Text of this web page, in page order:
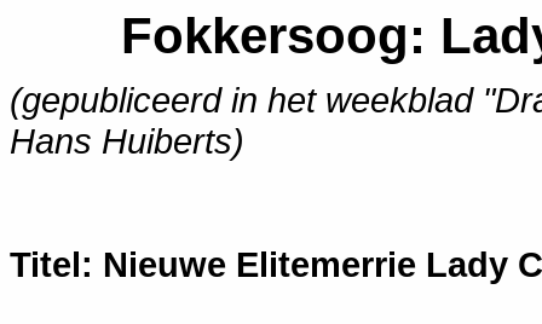
Fokkersoog:
(gepubliceerd in het weekblad
Hans Huiberts)
Titel: Nieuwe Elitemerrie Lady